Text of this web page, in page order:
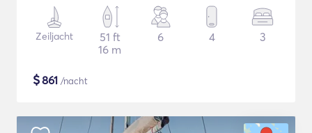
Zeiljacht
51 ft
16 m
6 4 3
$861 /nacht